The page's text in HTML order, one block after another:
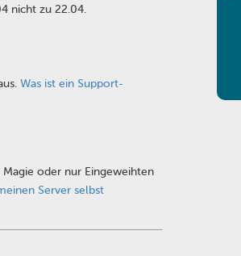
nicht zu 22.04.
Was ist ein Support-
oder nur Eingeweihten
Server selbst